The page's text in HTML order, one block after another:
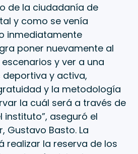
de la ciudadanía de
y como se venía
inmediatamente
poner nuevamente al
y ver a una
y activa,
y la metodología
la cuál será a través de
instituto”, aseguró el
Gustavo Basto. La
realizar la reserva de los